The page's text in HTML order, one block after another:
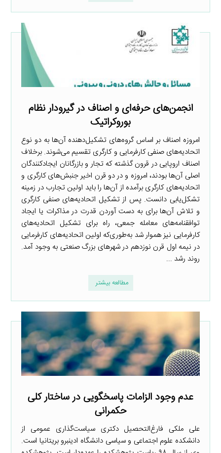
انجمن‌های حرفه‌ای و اصناف در گیرودار نظام
بوروکراتیک
امروزه اصناف بر اساس گروه‌های تشکیل‌دهنده آن‌ها به دو نوع
اتحادیه‌های صنفی کارفرمایی و کارگری تقسیم می‌شوند. برخلاف
اصناف اروپایی در قرون گذشته که تجار و بازرگانان ایجادکنندگان
اصلی آن‌ها بودند، امروزه و در دو قرن اخیر جنبش‌های کارگری و
اتحادیه‌های کارگری برآمده از آن‌ها را باید اولین تجارب در زمینه
تشکل‌یابی دانست. پس از تشکیل اتحادیه‌های صنفی کارگری
و تلاش آن‌ها برای به دست آوردن قدرت در مذاکرات یا ایجاد
توافقنامه‌های معامله جمعی، راه برای تشکیل اتحادیه‌های
کارفرمایی نیز هموار شد به‌طوری‌که اولین اتحادیه‌های کارفرمایی
در نیمه اول قرن نوزدهم در شهرهای بزرگ صنعتی به وجود آمد.
روند رشد ...
مطالعه بیشتر
عدم وجود الزامات پاسخگویی در ساختار کلی
حکمرانی
علی ملکی فارغ‌التحصیل دکتری سیاست‌گذاری عمومی از
دانشکده علوم اجتماعی و سیاسی دانشگاه ادینبرو بریتانیا است.